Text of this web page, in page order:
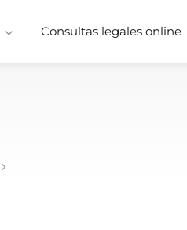
Consultas legales online